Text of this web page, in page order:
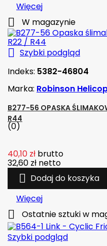
Więcej
 W magazynie
 Szybki podgląd
Indeks: 5382-46804
Marka: Robinson
B277-56 OPASKA
R44
(0)
40,10 zł brutto
32,60 zł netto
 Dodaj do koszyka
Więcej
 Ostatnie sztuki w
Szybki podgląd